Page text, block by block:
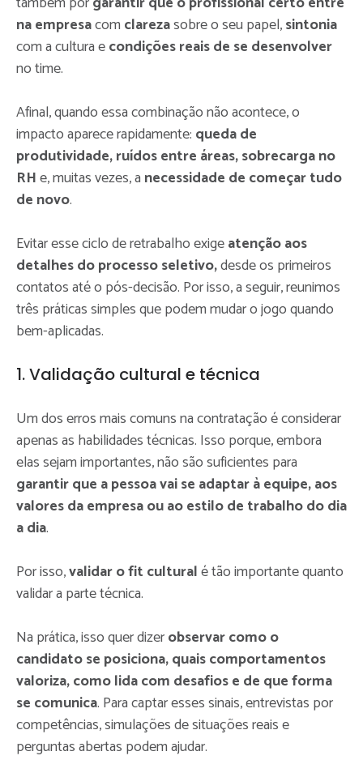
na empresacom clarezasobre o seu papel,sintonia
com a cultura econdições reais de se desenvolver
no time.
Afinal, quando essa combinação não acontece, o
impacto aparece rapidamente: queda de
produtividade, ruídos entre áreas, sobrecarga no
RHe, muitas vezes, a necessidade de começar tudo
de novo.
Evitar esse ciclo de retrabalho exigeatenção aos
detalhes do processo seletivo,desde os primeiros
contatos até o pós-decisão. Por isso, a seguir, reunimos
três práticas simples que podem mudar o jogo quando
bem-aplicadas.
1. Validação cultural e técnica
Um dos erros mais comuns na contratação é considerar
apenas as habilidades técnicas. Isso porque, embora
elas sejam importantes, não são suficientes para
garantir que a pessoa vai se adaptar à equipe, aos
valores da empresa ou ao estilo de trabalho do dia
a dia.
Por isso,validar o fit culturalé tão importante quanto
validar a parte técnica.
Na prática, isso quer dizerobservar como o
candidato se posiciona, quais comportamentos
valoriza, como lida com desafios e de que forma
se comunica. Para captar esses sinais, entrevistas por
competências, simulações de situações reais e
perguntas abertas podem ajudar.